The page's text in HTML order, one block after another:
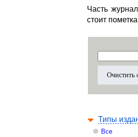
Часть
стоит
Типы
Все